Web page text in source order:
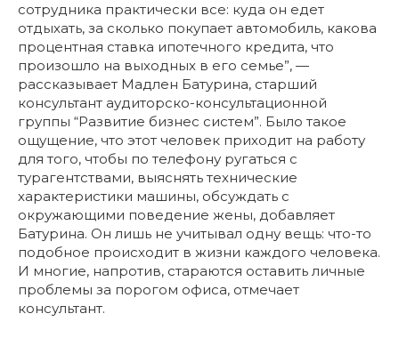
сотрудника практически все: куда он едет
отдыхать, за сколько покупает автомобиль, какова
процентная ставка ипотечного кредита, что
произошло на выходных в его семье”, —
рассказывает Мадлен Батурина, старший
консультант аудиторско-консультационной
группы “Развитие бизнес систем”. Было такое
ощущение, что этот человек приходит на работу
для того, чтобы по телефону ругаться с
турагентствами, выяснять технические
характеристики машины, обсуждать с
окружающими поведение жены, добавляет
Батурина. Он лишь не учитывал одну вещь: что-то
подобное происходит в жизни каждого человека.
И многие, напротив, стараются оставить личные
проблемы за порогом офиса, отмечает
консультант.